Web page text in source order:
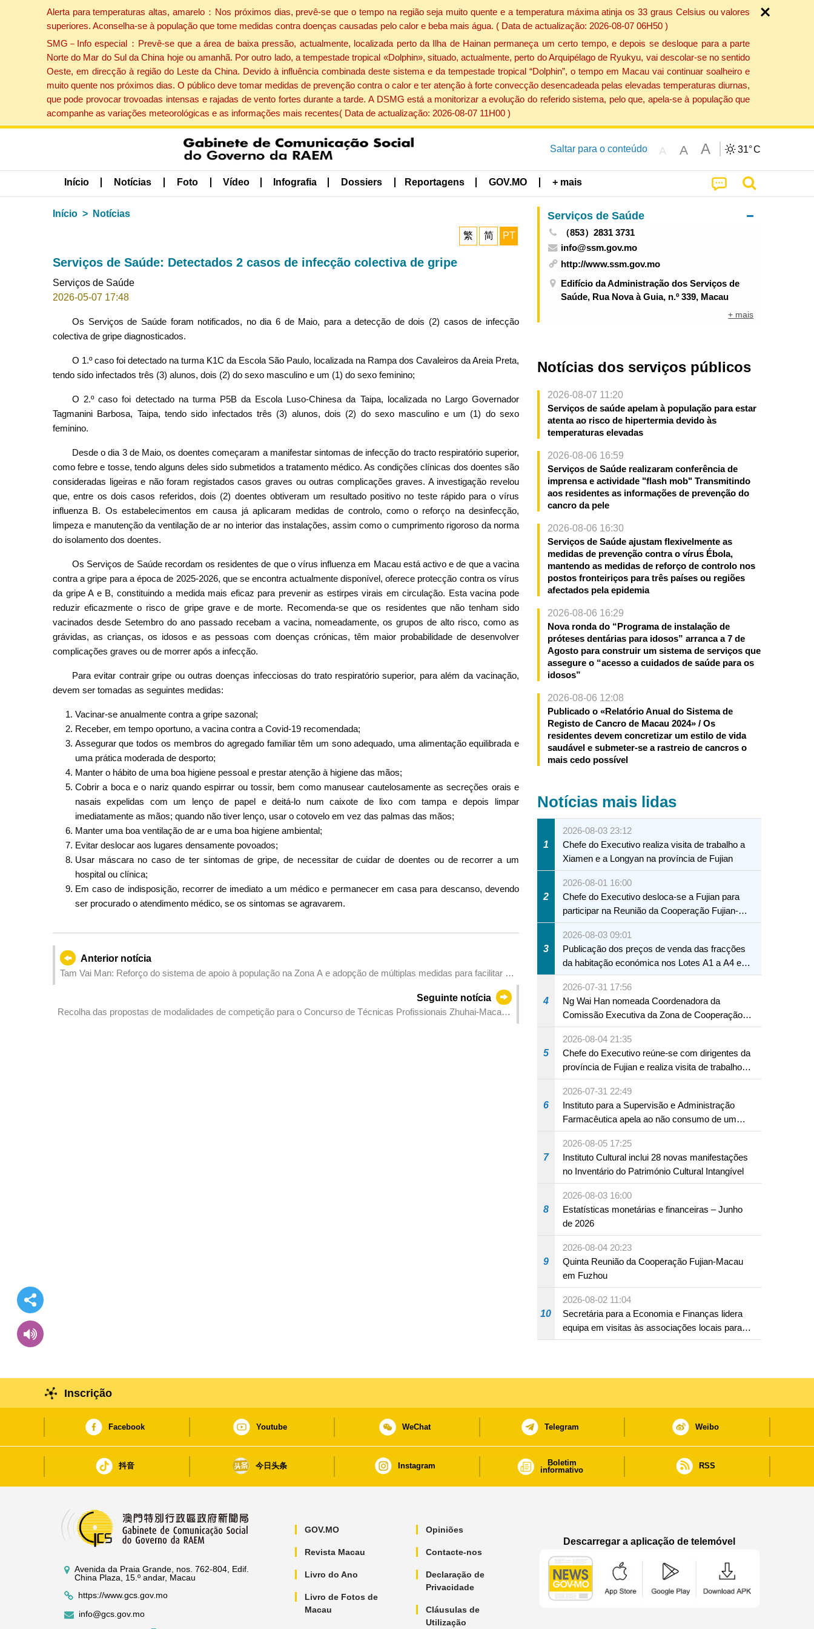
Alerta para temperaturas altas, amarelo：Nos próximos dias, prevê-se que o tempo na região seja muito quente e a temperatura máxima atinja os 33 graus Celsius ou valores
superiores. Aconselha-se à população que tome medidas contra doenças causadas pelo calor e beba mais água. ( Data de actualização: 2026-08-07 06H50 )
SMG－Info especial：Prevê-se que a área de baixa pressão, actualmente, localizada perto da Ilha de Hainan permaneça um certo tempo, e depois se desloque para a parte
Norte do Mar do Sul da China hoje ou amanhã. Por outro lado, a tempestade tropical «Dolphin», situado, actualmente, perto do Arquipélago de Ryukyu, vai descolar-se no sentido
Oeste, em direcção à região do Leste da China. Devido à influência combinada deste sistema e da tempestade tropical “Dolphin”, o tempo em Macau vai continuar soalheiro e
muito quente nos próximos dias. O público deve tomar medidas de prevenção contra o calor e ter atenção à forte convecção desencadeada pelas elevadas temperaturas diurnas,
que pode provocar trovoadas intensas e rajadas de vento fortes durante a tarde. A DSMG está a monitorizar a evolução do referido sistema, pelo que, apela-se à população que
acompanhe as variações meteorológicas e as informações mais recentes( Data de actualização: 2026-08-07 11H00 )
Saltar para o conteúdo A A A 31°C
Início Notícias Foto Vídeo Infografia Dossiers Reportagens GOV.MO + mais
Início Notícias
繁 简 PT
Serviços de Saúde: Detectados 2 casos de infecção colectiva de gripe
Serviços de Saúde
2026-05-07 17:48
Os Serviços de Saúde foram notificados, no dia 6 de Maio, para a detecção de dois (2) casos de infecção
colectiva de gripe diagnosticados.
O 1.º caso foi detectado na turma K1C da Escola São Paulo, localizada na Rampa dos Cavaleiros da Areia Preta,
tendo sido infectados três (3) alunos, dois (2) do sexo masculino e um (1) do sexo feminino;
O 2.º caso foi detectado na turma P5B da Escola Luso-Chinesa da Taipa, localizada no Largo Governador
Tagmanini Barbosa, Taipa, tendo sido infectados três (3) alunos, dois (2) do sexo masculino e um (1) do sexo
feminino.
Desde o dia 3 de Maio, os doentes começaram a manifestar sintomas de infecção do tracto respiratório superior,
como febre e tosse, tendo alguns deles sido submetidos a tratamento médico. As condições clínicas dos doentes são
consideradas ligeiras e não foram registados casos graves ou outras complicações graves. A investigação revelou
que, entre os dois casos referidos, dois (2) doentes obtiveram um resultado positivo no teste rápido para o vírus
influenza B. Os estabelecimentos em causa já aplicaram medidas de controlo, como o reforço na desinfecção,
limpeza e manutenção da ventilação de ar no interior das instalações, assim como o cumprimento rigoroso da norma
do isolamento dos doentes.
Os Serviços de Saúde recordam os residentes de que o vírus influenza em Macau está activo e de que a vacina
contra a gripe para a época de 2025-2026, que se encontra actualmente disponível, oferece protecção contra os vírus
da gripe A e B, constituindo a medida mais eficaz para prevenir as estirpes virais em circulação. Esta vacina pode
reduzir eficazmente o risco de gripe grave e de morte. Recomenda-se que os residentes que não tenham sido
vacinados desde Setembro do ano passado recebam a vacina, nomeadamente, os grupos de alto risco, como as
grávidas, as crianças, os idosos e as pessoas com doenças crónicas, têm maior probabilidade de desenvolver
complicações graves ou de morrer após a infecção.
Para evitar contrair gripe ou outras doenças infecciosas do trato respiratório superior, para além da vacinação,
devem ser tomadas as seguintes medidas:
Vacinar-se anualmente contra a gripe sazonal;
Receber, em tempo oportuno, a vacina contra a Covid-19 recomendada;
Assegurar que todos os membros do agregado familiar têm um sono adequado, uma alimentação equilibrada e
uma prática moderada de desporto;
Manter o hábito de uma boa higiene pessoal e prestar atenção à higiene das mãos;
Cobrir a boca e o nariz quando espirrar ou tossir, bem como manusear cautelosamente as secreções orais e
nasais expelidas com um lenço de papel e deitá-lo num caixote de lixo com tampa e depois limpar
imediatamente as mãos; quando não tiver lenço, usar o cotovelo em vez das palmas das mãos;
Manter uma boa ventilação de ar e uma boa higiene ambiental;
Evitar deslocar aos lugares densamente povoados;
Usar máscara no caso de ter sintomas de gripe, de necessitar de cuidar de doentes ou de recorrer a um
hospital ou clínica;
Em caso de indisposição, recorrer de imediato a um médico e permanecer em casa para descanso, devendo
ser procurado o atendimento médico, se os sintomas se agravarem.
Anterior notícia
Tam Vai Man: Reforço do sistema de apoio à população na Zona A e adopção de múltiplas medidas para facilitar a
Seguinte notícia
Recolha das propostas de modalidades de competição para o Concurso de Técnicas Profissionais Zhuhai-Macau-
Serviços de Saúde
（853）2831 3731
info@ssm.gov.mo
http://www.ssm.gov.mo
Edifício da Administração dos Serviços de
Saúde, Rua Nova à Guia, n.º 339, Macau
+ mais
Notícias dos serviços públicos
2026-08-07 11:20
Serviços de saúde apelam à população para estar
atenta ao risco de hipertermia devido às
temperaturas elevadas
2026-08-06 16:59
Serviços de Saúde realizaram conferência de
imprensa e actividade "flash mob" Transmitindo
aos residentes as informações de prevenção do
cancro da pele
2026-08-06 16:30
Serviços de Saúde ajustam flexivelmente as
medidas de prevenção contra o vírus Ébola,
mantendo as medidas de reforço de controlo nos
postos fronteiriços para três países ou regiões
afectados pela epidemia
2026-08-06 16:29
Nova ronda do “Programa de instalação de
próteses dentárias para idosos” arranca a 7 de
Agosto para construir um sistema de serviços que
assegure o “acesso a cuidados de saúde para os
idosos”
2026-08-06 12:08
Publicado o «Relatório Anual do Sistema de
Registo de Cancro de Macau 2024» / Os
residentes devem concretizar um estilo de vida
saudável e submeter-se a rastreio de cancros o
mais cedo possível
Notícias mais lidas
1
2026-08-03 23:12
Chefe do Executivo realiza visita de trabalho a
Xiamen e a Longyan na província de Fujian
2
2026-08-01 16:00
Chefe do Executivo desloca-se a Fujian para
participar na Reunião da Cooperação Fujian-
Macau
3
2026-08-03 09:01
Publicação dos preços de venda das fracções
da habitação económica nos Lotes A1 a A4 e
A12 da Zona A dos Novos Aterros
4
2026-07-31 17:56
Ng Wai Han nomeada Coordenadora da
Comissão Executiva da Zona de Cooperação
Aprofundada entre Guangdong e Macau em
Hengqin
5
2026-08-04 21:35
Chefe do Executivo reúne-se com dirigentes da
província de Fujian e realiza visita de trabalho
em Fuzhou
6
2026-07-31 22:49
Instituto para a Supervisão e Administração
Farmacêutica apela ao não consumo de um
produto com substâncias medicamentosas
ocidentais
7
2026-08-05 17:25
Instituto Cultural inclui 28 novas manifestações
no Inventário do Património Cultural Intangível
8
2026-08-03 16:00
Estatísticas monetárias e financeiras – Junho
de 2026
9
2026-08-04 20:23
Quinta Reunião da Cooperação Fujian-Macau
em Fuzhou
10
2026-08-02 11:04
Secretária para a Economia e Finanças lidera
equipa em visitas às associações locais para
consolidar consensos e promover os trabalhos
Inscrição
Facebook Youtube WeChat Telegram Weibo
抖音 今日头条 Instagram
Boletim
informativo
RSS
Avenida da Praia Grande, nos. 762-804, Edif.
China Plaza, 15.º andar, Macau
https://www.gcs.gov.mo
info@gcs.gov.mo
GOV.MO
Revista Macau
Livro do Ano
Livro de Fotos de
Macau
Opiniões
Contacte-nos
Declaração de
Privacidade
Cláusulas de
Utilização
Descarregar a aplicação de telemóvel